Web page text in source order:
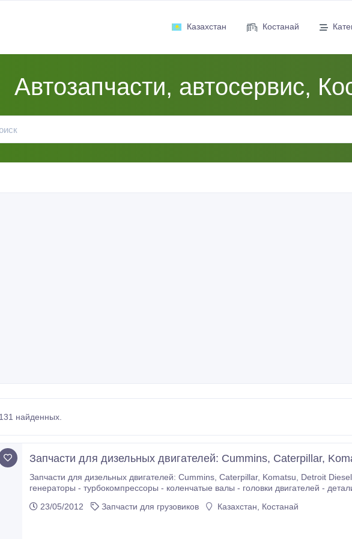
Казахстан Костанай
Автозапчасти, автосервис,
найденных.
Запчасти для дизельных двигателей: Cummins, Caterpillar,
Запчасти для дизельных двигателей: Cummins, Caterpillar, Komatsu, Detroit Diesel, Deutz, Perkins, Isuzu. Предлагаем: - стартеры -
генераторы - турбокомпрессоры - коленчатые валы - головки двигателей - детали цилиндро-поршневой группы - детали системы
складе и под заказ.
23/05/2012 Запчасти для грузовиков Казахстан, Костанай